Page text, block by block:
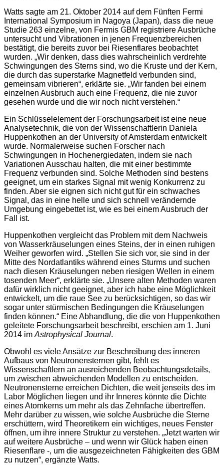
Watts sagte am 21. Oktober 2014 auf dem Fünften Fermi
International Symposium in Nagoya (Japan), dass die neue
Studie 263 einzelne, von Fermis GBM registriere Ausbrüche
untersucht und Vibrationen in jenen Frequenzbereichen
bestätigt, die bereits zuvor bei Riesenflares beobachtet
wurden. „Wir denken, dass dies wahrscheinlich verdrehte
Schwingungen des Sterns sind, wo die Kruste und der Kern,
die durch das superstarke Magnetfeld verbunden sind,
gemeinsam vibrieren“, erklärte sie. „Wir fanden bei einem
einzelnen Ausbruch auch eine Frequenz, die nie zuvor
gesehen wurde und die wir noch nicht verstehen.“
Ein Schlüsselelement der Forschungsarbeit ist eine neue
Analysetechnik, die von der Wissenschaftlerin Daniela
Huppenkothen an der University of Amsterdam entwickelt
wurde. Normalerweise suchen Forscher nach
Schwingungen in Hochenergiedaten, indem sie nach
Variationen Ausschau halten, die mit einer bestimmte
Frequenz verbunden sind. Solche Methoden sind bestens
geeignet, um ein starkes Signal mit wenig Konkurrenz zu
finden. Aber sie eignen sich nicht gut für ein schwaches
Signal, das in eine helle und sich schnell verändernde
Umgebung eingebettet ist, wie es bei einem Ausbruch der
Fall ist.
Huppenkothen vergleicht das Problem mit dem Nachweis
von Wasserkräuselungen eines Steins, der in einen ruhigen
Weiher geworfen wird. „Stellen Sie sich vor, sie sind in der
Mitte des Nordatlantiks während eines Sturms und suchen
nach diesen Kräuselungen neben riesigen Wellen in einem
tosenden Meer“, erklärte sie. „Unsere alten Methoden waren
dafür wirklich nicht geeignet, aber ich habe eine Möglichkeit
entwickelt, um die raue See zu berücksichtigen, so das wir
sogar unter stürmischen Bedingungen die Kräuselungen
finden können.“ Eine Abhandlung, die die von Huppenkothen
geleitete Forschungsarbeit beschreibt, erschien am 1. Juni
2014 im Astrophysical Journal.
Obwohl es viele Ansätze zur Beschreibung des inneren
Aufbaus von Neutronensternen gibt, fehlt es
Wissenschaftlern an ausreichenden Beobachtungsdetails,
um zwischen abweichenden Modellen zu entscheiden.
Neutronensterne erreichen Dichten, die weit jenseits des im
Labor Möglichen liegen und ihr Inneres könnte die Dichte
eines Atomkerns um mehr als das Zehnfache übertreffen.
Mehr darüber zu wissen, wie solche Ausbrüche die Sterne
erschüttern, wird Theoretikern ein wichtiges, neues Fenster
öffnen, um ihre innere Struktur zu verstehen. „Jetzt warten wir
auf weitere Ausbrüche – und wenn wir Glück haben einen
Riesenflare -, um die ausgezeichneten Fähigkeiten des GBM
zu nutzen“, ergänzte Watts.